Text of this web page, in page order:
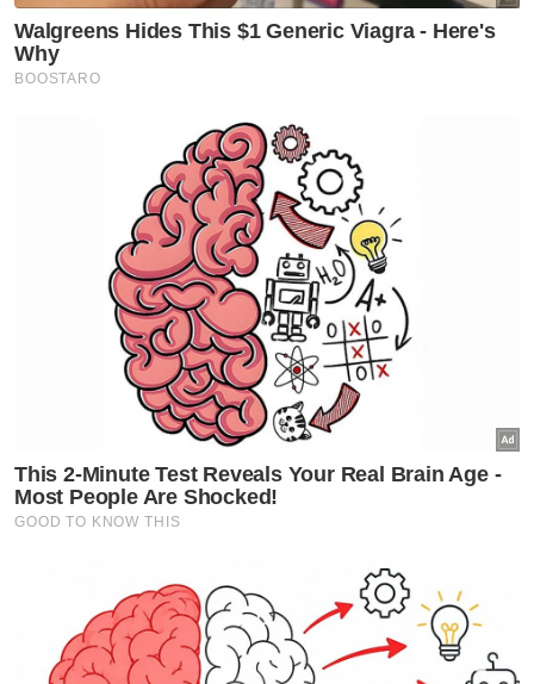
Pelancong Malaysia
Artikel Disyorkan
Lidah Pengarang
Dadah musuh negara bukan
Lidah Pengarang
25kg dadah lolos di KLIA:
Integriti dipersoal